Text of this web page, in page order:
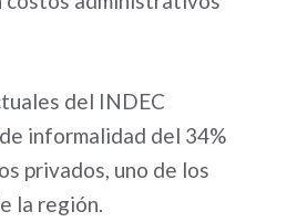
del INDEC
informalidad del 34%
privados, uno de los
la región.